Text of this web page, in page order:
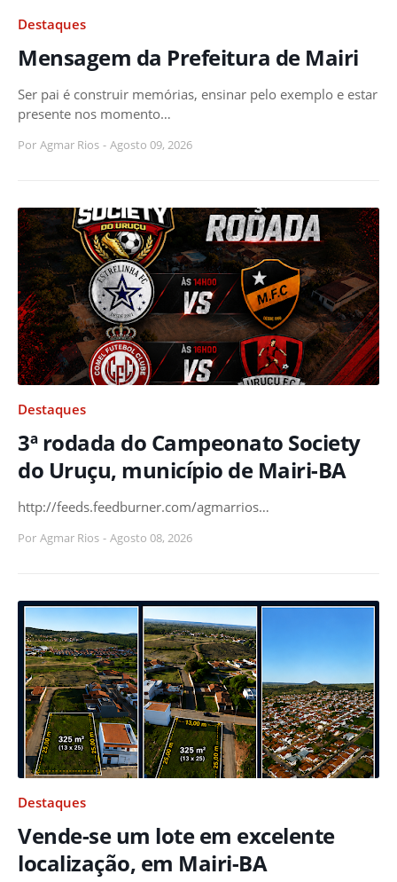
Destaques
Mensagem da Prefeitura de Mairi
Ser pai é construir memórias, ensinar pelo exemplo e estar
presente nos momento…
Por Agmar Rios - Agosto 09, 2026
Destaques
3ª rodada do Campeonato Society
do Uruçu, município de Mairi-BA
http://feeds.feedburner.com/agmarrios…
Por Agmar Rios - Agosto 08, 2026
Destaques
Vende-se um lote em excelente
localização, em Mairi-BA